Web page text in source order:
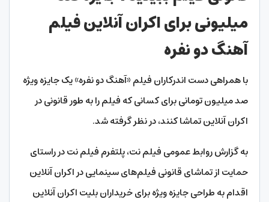
میلیونی برای اکران آنلاین فیلم
آهنگ دو نفره
با همراهی دست اندرکاران فیلم «آهنگ دو نفره» یک جایزه ویژه
صد میلیون تومانی برای کسانی که فیلم را به طور قانونی در
اکران آنلاین تماشا کنند، در نظر گرفته شد.
به گزارش روابط عمومی فیلم نت، پلتفرم فیلم نت در راستای
حمایت از تماشای قانونی فیلم‌های سینمایی در اکران آنلاین
اقدام به طراحی جایزه ویژه برای خریداران بلیت اکران آنلاین